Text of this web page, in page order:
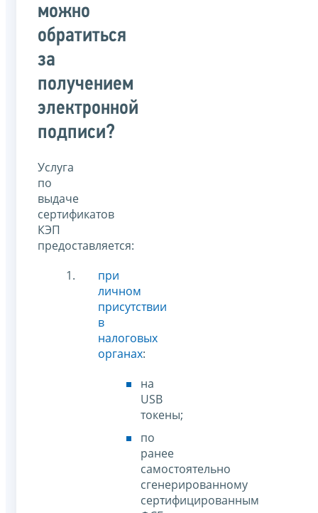
можно
обратиться
за
получением
электронной
подписи?
Услуга
по
выдаче
сертификатов
КЭП
предоставляется:
при
личном
присутствии
в
налоговых
органах:
на
USB
токены;
по
ранее
самостоятельно
сгенерированному
сертифицированным